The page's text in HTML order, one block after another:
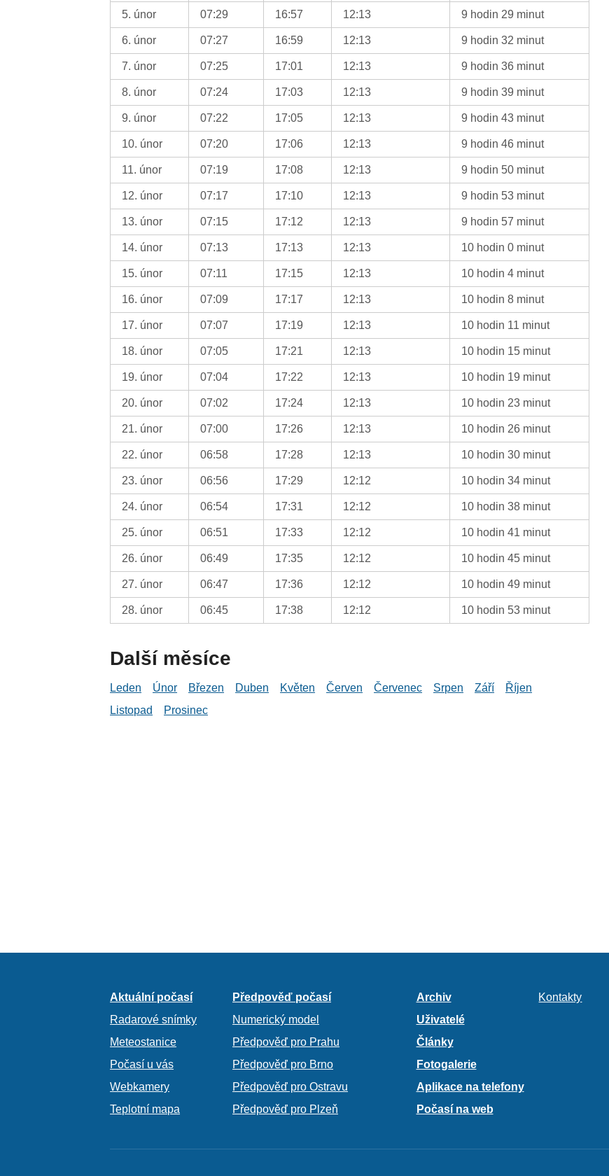
5. únor 07:29 16:57 12:13 9 hodin 29 minut
6. únor 07:27 16:59 12:13 9 hodin 32 minut
7. únor 07:25 17:01 12:13 9 hodin 36 minut
8. únor 07:24 17:03 12:13 9 hodin 39 minut
9. únor 07:22 17:05 12:13 9 hodin 43 minut
10. únor 07:20 17:06 12:13 9 hodin 46 minut
11. únor 07:19 17:08 12:13 9 hodin 50 minut
12. únor 07:17 17:10 12:13 9 hodin 53 minut
13. únor 07:15 17:12 12:13 9 hodin 57 minut
14. únor 07:13 17:13 12:13 10 hodin 0 minut
15. únor 07:11 17:15 12:13 10 hodin 4 minut
16. únor 07:09 17:17 12:13 10 hodin 8 minut
17. únor 07:07 17:19 12:13 10 hodin 11 minut
18. únor 07:05 17:21 12:13 10 hodin 15 minut
19. únor 07:04 17:22 12:13 10 hodin 19 minut
20. únor 07:02 17:24 12:13 10 hodin 23 minut
21. únor 07:00 17:26 12:13 10 hodin 26 minut
22. únor 06:58 17:28 12:13 10 hodin 30 minut
23. únor 06:56 17:29 12:12 10 hodin 34 minut
24. únor 06:54 17:31 12:12 10 hodin 38 minut
25. únor 06:51 17:33 12:12 10 hodin 41 minut
26. únor 06:49 17:35 12:12 10 hodin 45 minut
27. únor 06:47 17:36 12:12 10 hodin 49 minut
28. únor 06:45 17:38 12:12 10 hodin 53 minut
Další měsíce
Leden Únor Březen Duben Květen Červen Červenec Srpen Září
Říjen
Listopad
Prosinec
Aktuální počasí
Radarové snímky
Meteostanice
Počasí u vás
Webkamery
Teplotní mapa
Předpověď počasí
Numerický model
Předpověď pro Prahu
Předpověď pro Brno
Předpověď pro Ostravu
Předpověď pro Plzeň
Archiv
Uživatelé
Články
Fotogalerie
Aplikace na telefony
Počasí na web
Kontakty